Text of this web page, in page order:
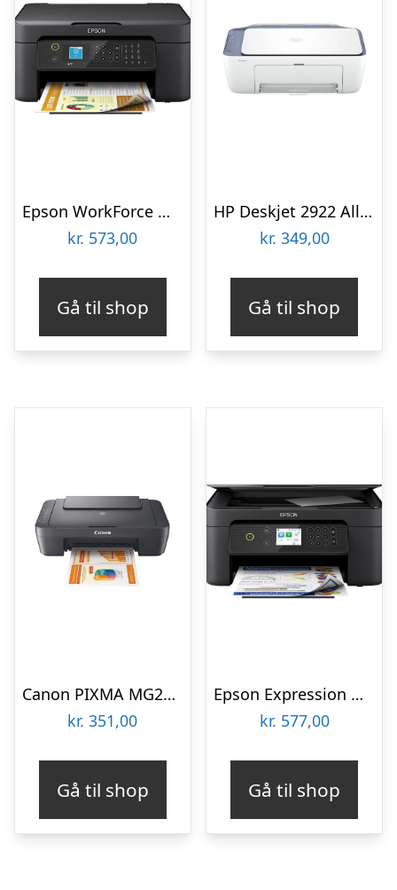
Epson WorkForce WF-2910DWF All in One Printer Multifunktion – Farve – Blæk
kr. 573,00
Gå til shop
HP Deskjet 2922 All-in-One – Print scan copy | Color inkjet | USB 2.0 | WiâFi(n) Multifunktion – Farve – Blæk
kr. 349,00
Gå til shop
Canon PIXMA MG2556S Multifunktion – Farve – Blæk
kr. 351,00
Gå til shop
Epson Expression Home XP-4200 All in One Multifunktion – Farve – Blæk
kr. 577,00
Gå til shop